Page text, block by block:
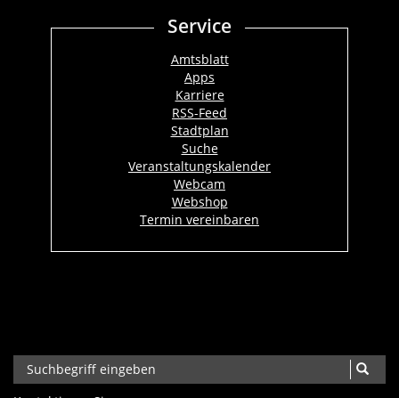
Service
Amtsblatt
Apps
Karriere
RSS-Feed
Stadtplan
Suche
Veranstaltungskalender
Webcam
Webshop
Termin vereinbaren